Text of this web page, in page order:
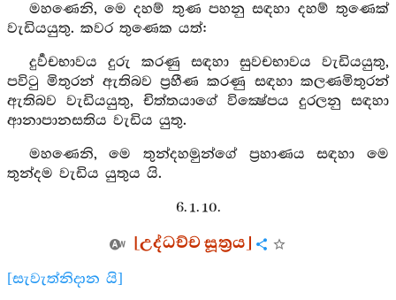
මහණෙනි, මෙ දහම් තුණ පහනු සඳහා දහම් තුණෙක්
වැඩියයුතු. කවර තුණෙක යත්:
දුර්‍වචභාවය දුරු කරණු සඳහා සුවචභාවය වැඩියයුතු,
පවිටු මිතුරන් ඇතිබව ප්‍රහීණ කරණු සඳහා කලණමිතුරන්
ඇතිබව වැඩියයුතු, චිත්තයාගේ වික්‍ෂේපය දුරලනු සඳහා
ආනාපානසතිය වැඩිය යුතු.
මහණෙනි, මෙ තුන්දහමුන්ගේ ප්‍රහාණය සඳහා මෙ
තුන්දම වැඩිය යුතුය යි.
6. 1. 10.
[උද්ධච්ච සූත්‍රය]
[සැවැත්නිදාන යි]